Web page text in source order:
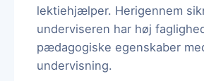
lektiehjælper. Herigennem
underviseren har høj
pædagogiske egenskaber
undervisning.